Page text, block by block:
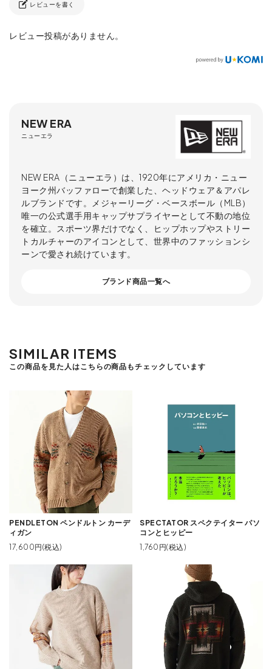
レビューを書く
レビュー投稿がありません。
NEW ERA
ニューエラ
NEW ERA（ニューエラ）は、1920年にアメリカ・ニュー
ヨーク州バッファローで創業した、ヘッドウェア＆アパレ
ルブランドです。メジャーリーグ・ベースボール（MLB）
唯一の公式選手用キャップサプライヤーとして不動の地位
を確立。スポーツ界だけでなく、ヒップホップやストリー
トカルチャーのアイコンとして、世界中のファッションシ
ーンで愛され続けています。
ブランド商品一覧へ
SIMILAR ITEMS
この商品を見た人はこちらの商品もチェックしています
PENDLETON ペンドルトン カーデ
ィガン
17,600円(税込)
SPECTATOR スペクテイター パソ
コンとヒッピー
1,760円(税込)